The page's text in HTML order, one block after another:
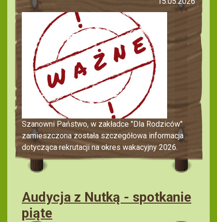
Szanowni Państwo, w zakładce "Dla Rodziców"
zamieszczona została szczegółowa informacja
dotycząca rekrutacji na okres wakacyjny 2026.
Audycja z Nutką - spotkanie
piąte